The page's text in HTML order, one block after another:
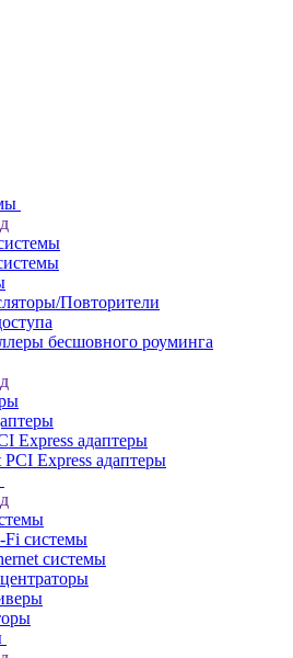
Повторители
бесшовного роуминга
Express адаптеры
PCI Express адаптеры
Fi системы
системы